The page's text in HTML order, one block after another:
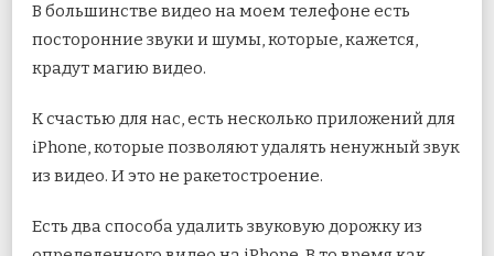
ВИДЕО
НА
В большинстве видео на моем телефоне есть
посторонние звуки и шумы, которые,кажется,
крадут магию видео.
К счастью для нас, есть несколько приложений для
iPhone, которые позволяют удалять ненужный звук
из видео. И это не ракетостроение.
Есть два способа удалить звуковую дорожку из